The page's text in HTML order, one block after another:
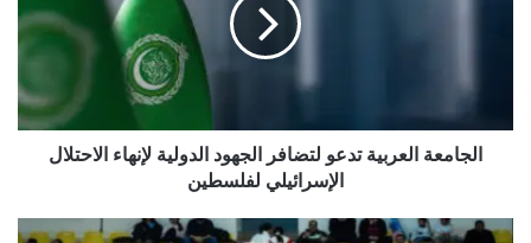
الإسرائيلي
لفلسطينالجامعة العربية تدعو لتضافر الجهود الدولية لإنهاء الاحتلال
الإسرائيلي لفلسطين
استكمال